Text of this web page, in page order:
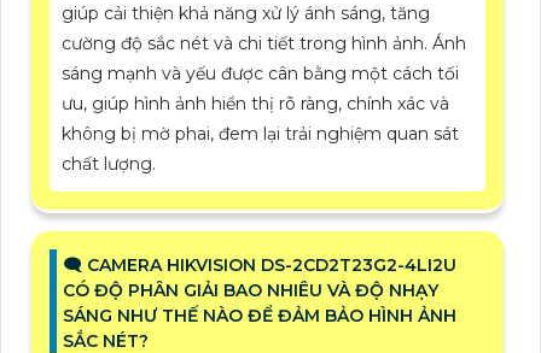
giúp cải thiện khả năng xử lý ánh sáng, tăng
cường độ sắc nét và chi tiết trong hình ảnh. Ánh
sáng mạnh và yếu được cân bằng một cách tối
ưu, giúp hình ảnh hiển thị rõ ràng, chính xác và
không bị mờ phai, đem lại trải nghiệm quan sát
chất lượng.
🗨️ CAMERA HIKVISION DS-2CD2T23G2-4LI2U
CÓ ĐỘ PHÂN GIẢI BAO NHIÊU VÀ ĐỘ NHẠY
SÁNG NHƯ THẾ NÀO ĐỂ ĐẢM BẢO HÌNH ẢNH
SẮC NÉT?